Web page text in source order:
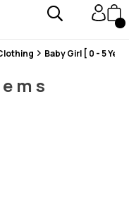
!
Ücretsiz !
Baby Girl [ 0 - 5